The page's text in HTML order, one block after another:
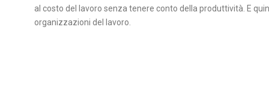
al costo del lavoro senza tenere conto della produttività. E
organizzazioni del lavoro.